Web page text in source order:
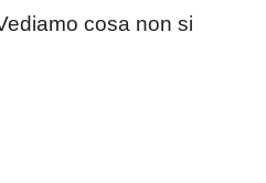
cosa non si